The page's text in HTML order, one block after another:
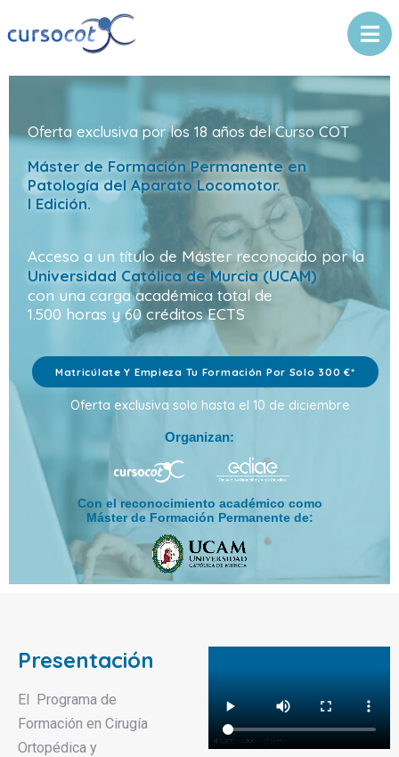
de Formación Permanente en
del Aparato Locomotor.
a un título de Máster reconocido por la
Católica de Murcia (UCAM)
carga académica total de
y 60 créditos ECTS
Matricúlate Y Empieza Tu Formación Por Solo 300 €*
Organizan:
Con el reconocimiento académico como
Máster de Formación Permanente de:
exclusiva por los 18 años del Curso COT
Oferta exclusiva solo hasta el 10 de diciembre
Presentación
El Programa de
Formación en Cirugía
Ortopédica y